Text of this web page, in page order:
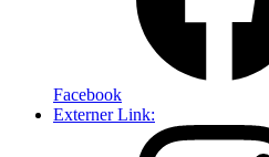
Facebook
Externer Link: